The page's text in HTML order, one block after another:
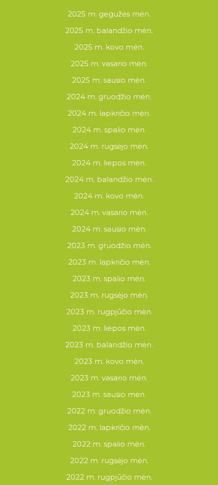
2025 m. gegužės mėn.
2025 m. balandžio mėn.
2025 m. kovo mėn.
2025 m. vasario mėn.
2025 m. sausio mėn.
2024 m. gruodžio mėn.
2024 m. lapkričio mėn.
2024 m. spalio mėn.
2024 m. rugsėjo mėn.
2024 m. liepos mėn.
2024 m. balandžio mėn.
2024 m. kovo mėn.
2024 m. vasario mėn.
2024 m. sausio mėn.
2023 m. gruodžio mėn.
2023 m. lapkričio mėn.
2023 m. spalio mėn.
2023 m. rugsėjo mėn.
2023 m. rugpjūčio mėn.
2023 m. liepos mėn.
2023 m. balandžio mėn.
2023 m. kovo mėn.
2023 m. vasario mėn.
2023 m. sausio mėn.
2022 m. gruodžio mėn.
2022 m. lapkričio mėn.
2022 m. spalio mėn.
2022 m. rugsėjo mėn.
2022 m. rugpjūčio mėn.